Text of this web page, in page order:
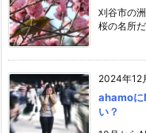
刈谷市の
桜の名所
2024年12
ahamoに
い？